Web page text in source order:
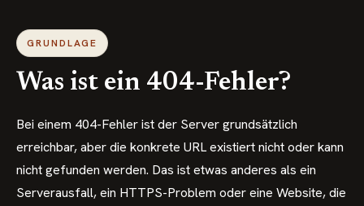
GRUNDLAGE
Was ist ein 404-Fehler?
Bei einem 404-Fehler ist der Server grundsätzlich
erreichbar, aber die konkrete URL existiert nicht oder kann
nicht gefunden werden. Das ist etwas anderes als ein
Serverausfall, ein HTTPS-Problem oder eine Website, die